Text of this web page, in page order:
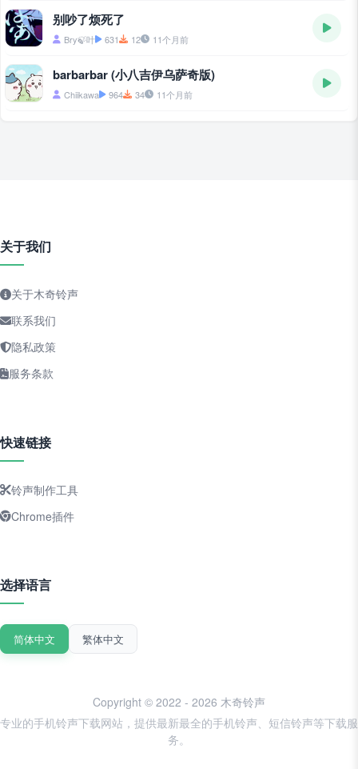
别吵了烦死了
Bry🍃叶 631 12 11个月前
barbarbar (小八吉伊乌萨奇版)
Chiikawa 964 34 11个月前
关于我们
关于木奇铃声
联系我们
隐私政策
服务条款
快速链接
铃声制作工具
Chrome插件
选择语言
简体中文 繁体中文
Copyright © 2022 - 2026 木奇铃声
专业的手机铃声下载网站，提供最新最全的手机铃声、短信铃声等下载服
务。